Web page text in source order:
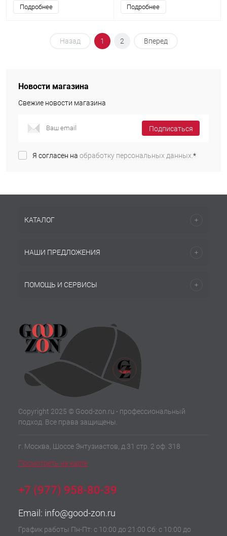
Подробнее Подробнее
Назад 1 2 Вперед
Новости магазина
Свежие новости магазина
Подписаться
Я согласен на обработку персональных данных.*
КАТАЛОГ
НАШИ ПРЕДЛОЖЕНИЯ
ПОМОЩЬ И СЕРВИСЫ
Copyright 2025 © Good-zon.ru - профессиональный
подход. Все права защищены.
г. Москва, Шоссе Энтузиастов, д.31 стр. 2 оф. 318
Посмотреть на карте
+7 (977) 958-80-39
Email: info@good-zon.ru
График работы Пн-Пт: с 10:00 до 21:00 Сб: с 10:00 до